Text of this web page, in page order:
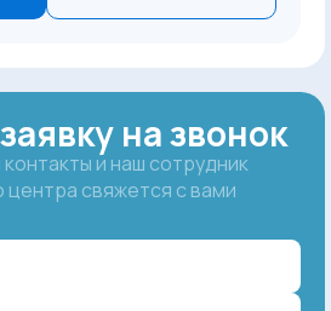
на звонок
и наш сотрудник
центра свяжется с вами